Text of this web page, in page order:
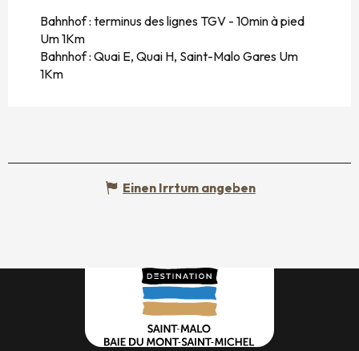
Bahnhof : terminus des lignes TGV - 10min à pied
Um 1Km
Bahnhof : Quai E, Quai H, Saint-Malo Gares Um
1Km
Einen Irrtum angeben